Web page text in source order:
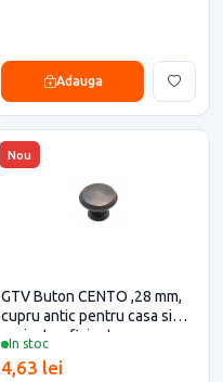
Adauga
Nou
In stoc
GTV Buton CENTO ,28 mm,
cupru antic pentru casa si
proiecte eficiente
4,63 lei